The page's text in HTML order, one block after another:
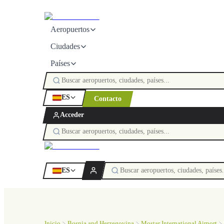
Aeropuertos
Ciudades
Países
ES Contacto
Acceder
ES